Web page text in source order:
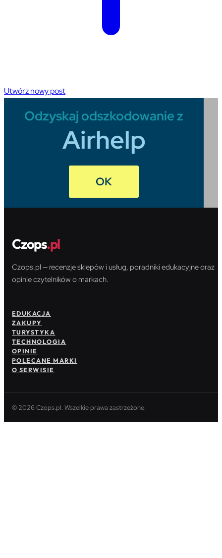
Utwórz nowy post
X
Odzyskaj odszkodowanie z
Airhelp
OK
Czops.pl
Czops.pl — recenzje sklepów i usług, poradniki edukacyjne oraz
opinie czytelników o markach.
EDUKACJA
ZAKUPY
TURYSTYKA
TECHNOLOGIA
OPINIE
POLECANE MARKI
O SERWISIE
© 2026 Czops.pl. Wszelkie prawa zastrzeżone.